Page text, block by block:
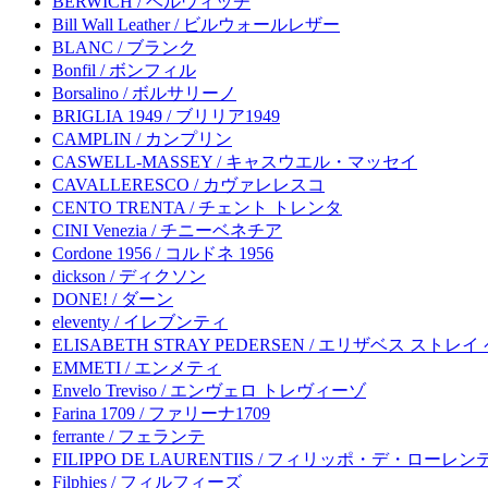
Bill Wall Leather / ビルウォールレザー
BLANC / ブランク
Bonfil / ボンフィル
Borsalino / ボルサリーノ
BRIGLIA 1949 / ブリリア1949
CAMPLIN / カンプリン
CASWELL-MASSEY / キャスウエル・マッセイ
CAVALLERESCO / カヴァレレスコ
CENTO TRENTA / チェント トレンタ
CINI Venezia / チニーベネチア
Cordone 1956 / コルドネ 1956
dickson / ディクソン
DONE! / ダーン
eleventy / イレブンティ
ELISABETH STRAY PEDERSEN / エリザベス ストレイ
EMMETI / エンメティ
Envelo Treviso / エンヴェロ トレヴィーゾ
Farina 1709 / ファリーナ1709
ferrante / フェランテ
FILIPPO DE LAURENTIIS / フィリッポ・デ・ローレン
Filphies / フィルフィーズ